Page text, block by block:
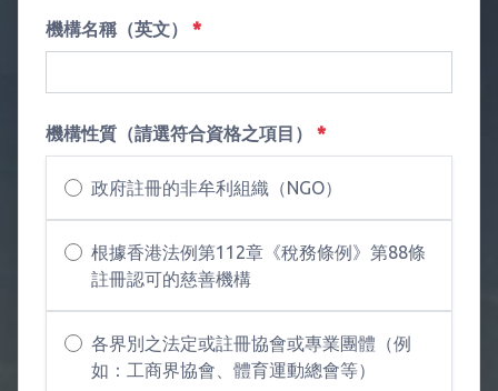
機構名稱（英文） *
機構性質（請選符合資格之項目） *
政府註冊的非牟利組織（NGO）
根據香港法例第112章《稅務條例》第88條
註冊認可的慈善機構
各界別之法定或註冊協會或專業團體（例
如：工商界協會、體育運動總會等）